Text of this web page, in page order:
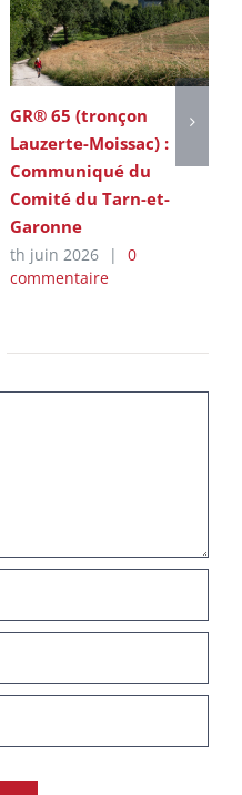
GR® 65 (tronçon
Lauzerte-Moissac) :
Communiqué du
Comité du Tarn-et-
Garonne
th juin 2026 |
0
commentaire